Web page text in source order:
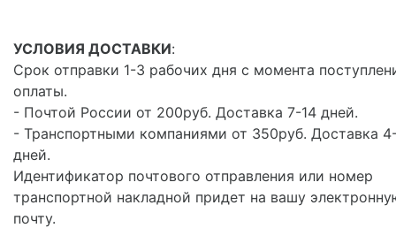
УСЛОВИЯ ДОСТАВКИ:
Срок отправки 1-3 рабочих дня с момента
оплаты.
- Почтой России от 200руб. Доставка 7-14 дней.
- Транспортными компаниями от 350руб. Доставка
дней.
Идентификатор почтового отправления или номер
транспортной накладной придет на вашу
почту.